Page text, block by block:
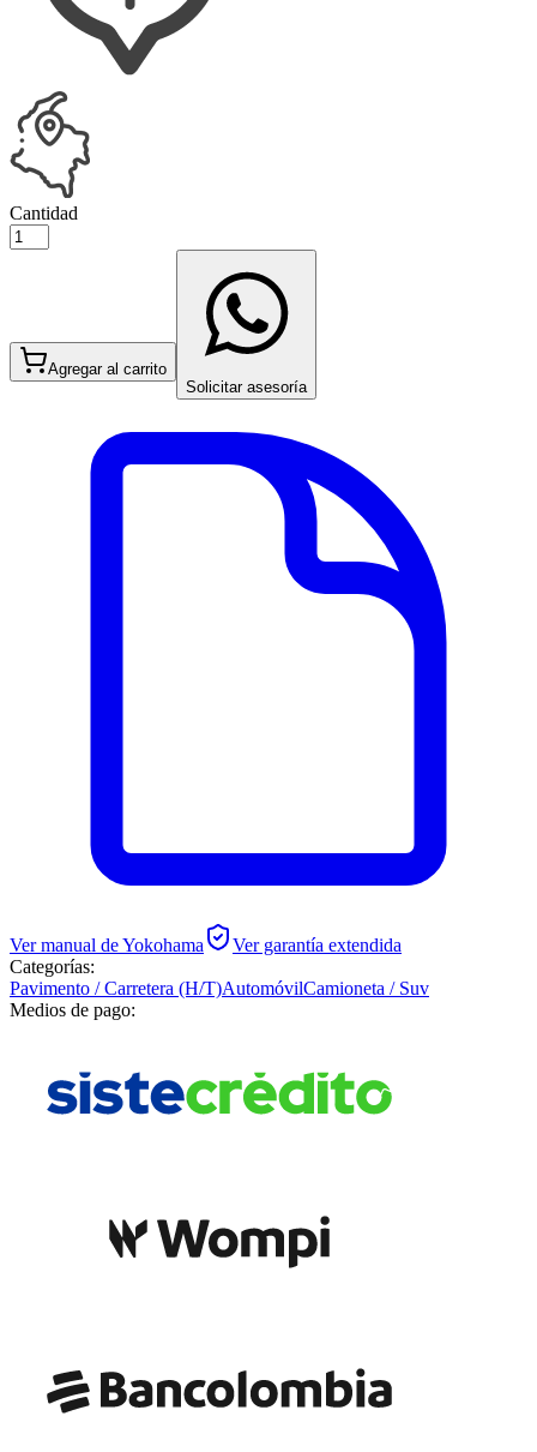
Cantidad
Agregar al carrito
Solicitar asesoría
Ver manual deYokohama
Ver garantía extendida
Categorías:
Pavimento / Carretera (H/T)AutomóvilCamioneta / Suv
Medios de pago: